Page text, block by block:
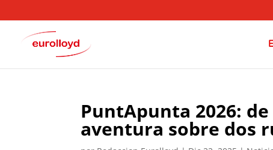
PuntApunta 2026:
aventura sobre dos